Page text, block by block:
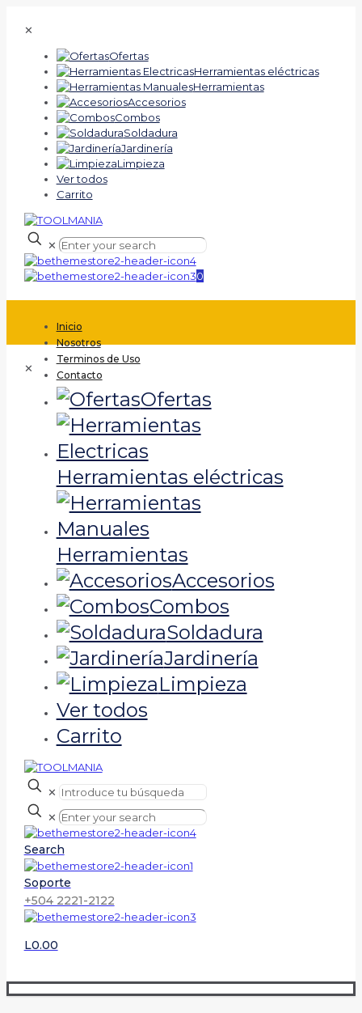
✕
Ofertas
Herramientas eléctricas
Herramientas
Accesorios
Combos
Soldadura
Jardinería
Limpieza
Ver todos
Carrito
✕
0
Inicio
Nosotros
Terminos de Uso
Contacto
✕
Ofertas
Herramientas eléctricas
Herramientas
Accesorios
Combos
Soldadura
Jardinería
Limpieza
Ver todos
Carrito
✕
✕
Search
Soporte
+504 2221-2122
L0.00